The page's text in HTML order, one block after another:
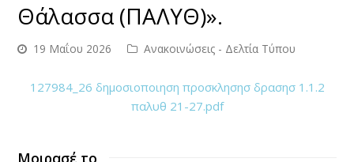
Θάλασσα (ΠΑΛΥΘ)».
19 Μαΐου 2026 Ανακοινώσεις - Δελτία Τύπου
127984_26 δημοσιοποιηση προσκλησησ δρασησ 1.1.2
παλυθ 21-27.pdf
Μοιρασέ το